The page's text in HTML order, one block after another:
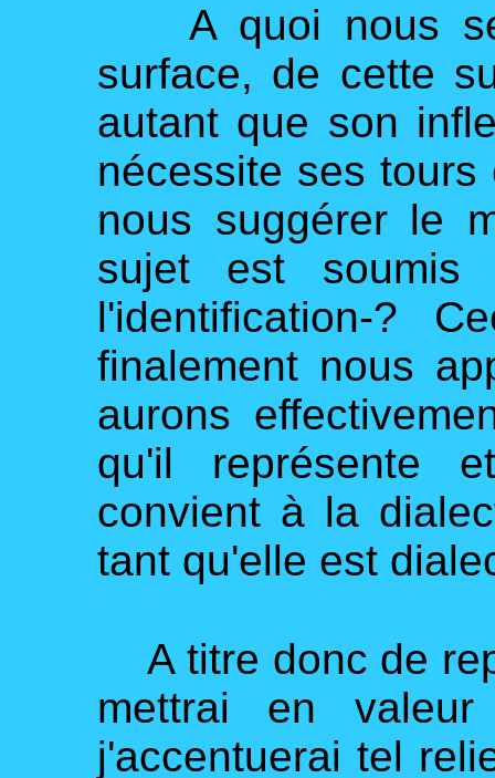
A quoi nous
surface, de cette
autant que son
nécessite ses
nous suggérer le
sujet est soumis
l'identification-?
finalement nous
aurons
qu'il représente
convient à la
tant qu'elle est
A titre donc de
mettrai en
j'accentuerai tel